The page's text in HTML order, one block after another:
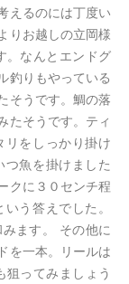
えるのには丁度い
りお越しの立岡様
。なんとエンドグ
釣りもやっている
そうです。鯛の落
たそうです。ティ
リをしっかり掛け
魚を掛けました
クに３０センチ程
う答えでした。
ます。 その他に
を一本。リールは
狙ってみましょう